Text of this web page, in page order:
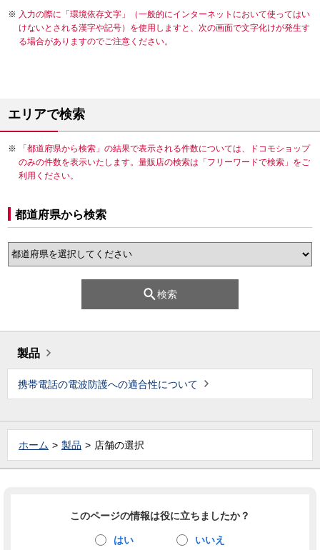
入力の際に「環境依存文字」（一般的にインターネットにおいて使ってはい
けないとされる漢字や記号）を使用しますと、次の画面で文字化けが発生す
る場合がありますのでご注意ください。
エリアで検索
「都道府県から検索」の結果で表示される件数については、ドコモショップ
のみの件数を表示いたします。量販店の検索は「フリーワードで検索」をご
利用ください。
都道府県から検索
検索
製品
携帯電話の電波防護への適合性について
ホーム 製品 店舗の選択
このページの情報は役に立ちましたか？
はい いいえ